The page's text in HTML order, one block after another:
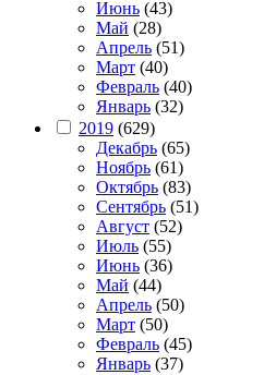
Июнь (43)
Май (28)
Апрель (51)
Март (40)
Февраль (40)
Январь (32)
2019 (629)
Декабрь (65)
Ноябрь (61)
Октябрь (83)
Сентябрь (51)
Август (52)
Июль (55)
Июнь (36)
Май (44)
Апрель (50)
Март (50)
Февраль (45)
Январь (37)